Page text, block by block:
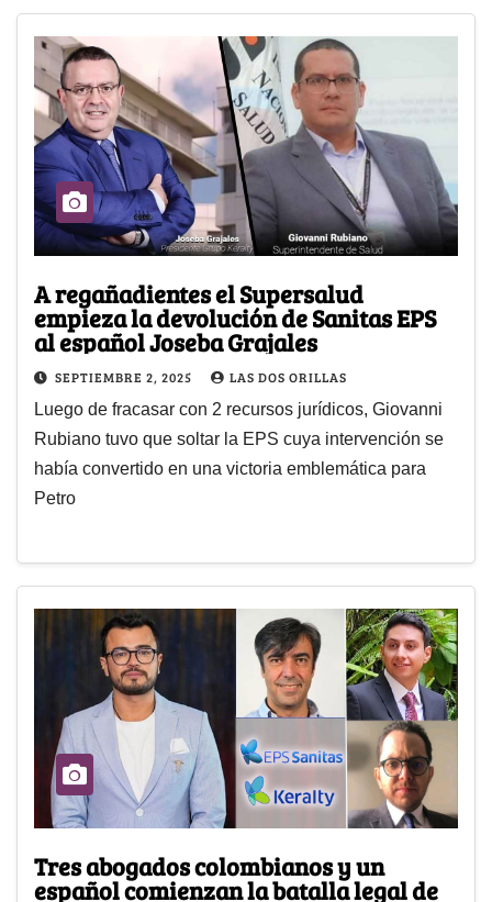
A regañadientes el Supersalud
empieza la devolución de Sanitas EPS
al español Joseba Grajales
SEPTIEMBRE 2, 2025 LAS DOS ORILLAS
Luego de fracasar con 2 recursos jurídicos, Giovanni
Rubiano tuvo que soltar la EPS cuya intervención se
había convertido en una victoria emblemática para
Petro
Tres abogados colombianos y un
español comienzan la batalla legal de